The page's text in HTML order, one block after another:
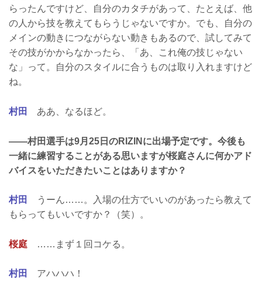
らったんですけど、自分のカタチがあって、たとえば、他
の人から技を教えてもらうじゃないですか。でも、自分の
メインの動きにつながらない動きもあるので、試してみて
その技がかからなかったら、「あ、これ俺の技じゃない
な」って。自分のスタイルに合うものは取り入れますけど
ね。
村田 ああ、なるほど。
——村田選手は9月25日のRIZINに出場予定です。今後も
一緒に練習することがある思いますが桜庭さんに何かアド
バイスをいただきたいことはありますか？
村田
うーん……。入場の仕方でいいのがあったら教えて
もらってもいいですか？（笑）。
桜庭 ……まず１回コケる。
村田 アハハハ！